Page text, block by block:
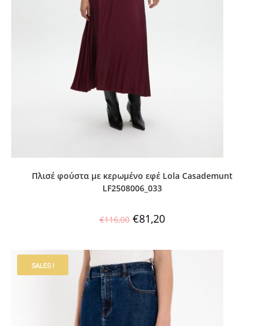
Πλισέ φούστα με κερωμένο εφέ Lola Casademunt
LF2508006_033
€116,00 €81,20
SALES !